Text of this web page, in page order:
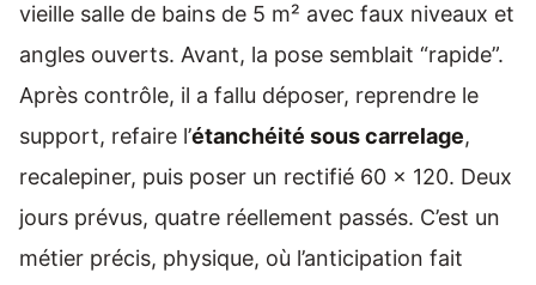
vieille salle de bains de 5 m² avec faux niveaux et
angles ouverts. Avant, la pose semblait “rapide”.
Après contrôle, il a fallu déposer, reprendre le
support, refaire l’étanchéité sous carrelage,
recalepiner, puis poser un rectifié 60 x 120. Deux
jours prévus, quatre réellement passés. C’est un
métier précis, physique, où l’anticipation fait